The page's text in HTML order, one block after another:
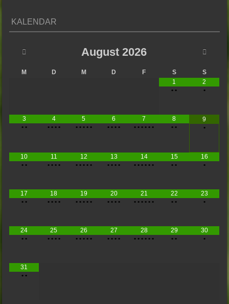
KALENDAR
August 2026
M D M D F S
S
1
••
2
•
3
• •
4
• • • •
5
• • • • •
6
••••
7
••••••
8
••
9
•
10
• •
11
• • • •
12
• • • • •
13
••••
14
••••••
15
••
16
•
17
• •
18
• • • •
19
• • • • •
20
••••
21
••••••
22
••
23
•
24
• •
25
• • • •
26
• • • • •
27
••••
28
••••••
29
••
30
•
31
• •